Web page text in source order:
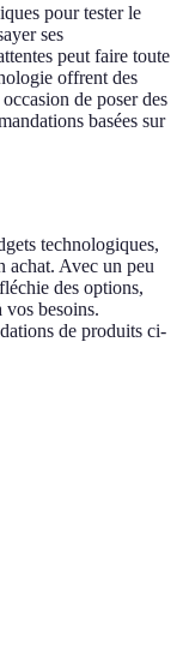
pour tester le
ses
peut faire toute
offrent des
de poser des
basées sur
technologiques,
achat. Avec un peu
des options,
vos besoins.
de produits ci-